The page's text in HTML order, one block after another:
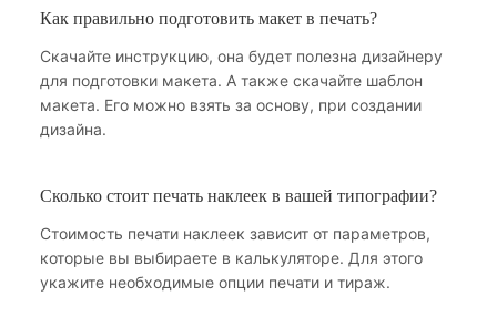
Как правильно подготовить макет в печать?
Скачайте инструкцию, она будет полезна дизайнеру
для подготовки макета. А также скачайте шаблон
макета. Его можно взять за основу, при создании
дизайна.
Сколько стоит печать наклеек в вашей типографии?
Стоимость печати наклеек зависит от параметров,
которые вы выбираете в калькуляторе. Для этого
укажите необходимые опции печати и тираж.